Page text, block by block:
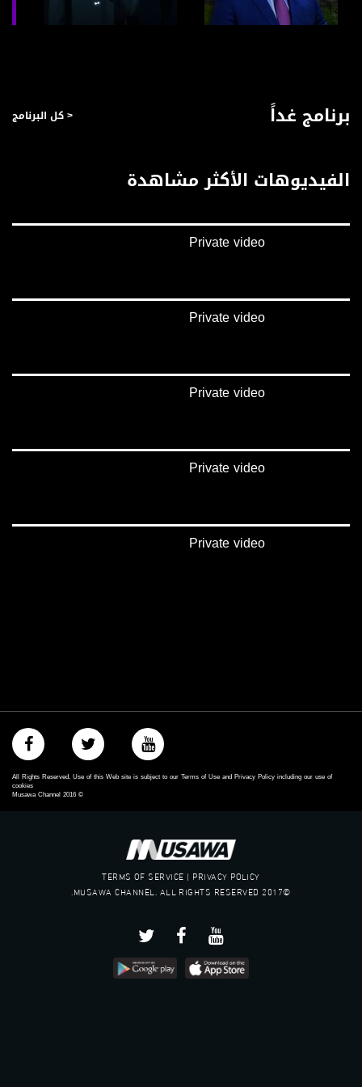
برنامج غداً < كل البرنامج
الفيديوهات الأكثر مشاهدة
Private video
Private video
Private video
Private video
Private video
All Rights Reserved. Use of this Web site is subject to our Terms of Use and Privacy Policy including our use of
cookies
©
2016
TERMS OF SERVICE | PRIVACY POLICY
©2017 MUSAWA CHANNEL. ALL RIGHTS RESERVED.